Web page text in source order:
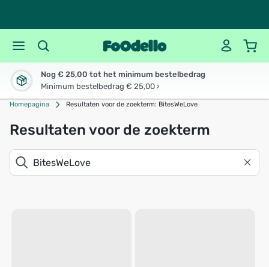
Nog € 25,00 tot het minimum bestelbedrag
Minimum bestelbedrag € 25,00 ›
Homepagina Resultaten voor de zoekterm: BitesWeLove
Resultaten voor de zoekterm